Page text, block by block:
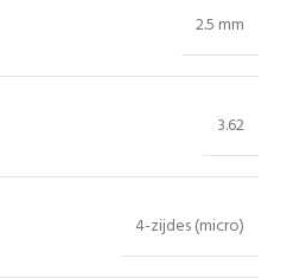
2.5 mm
3.62
4-zijdes (micro)